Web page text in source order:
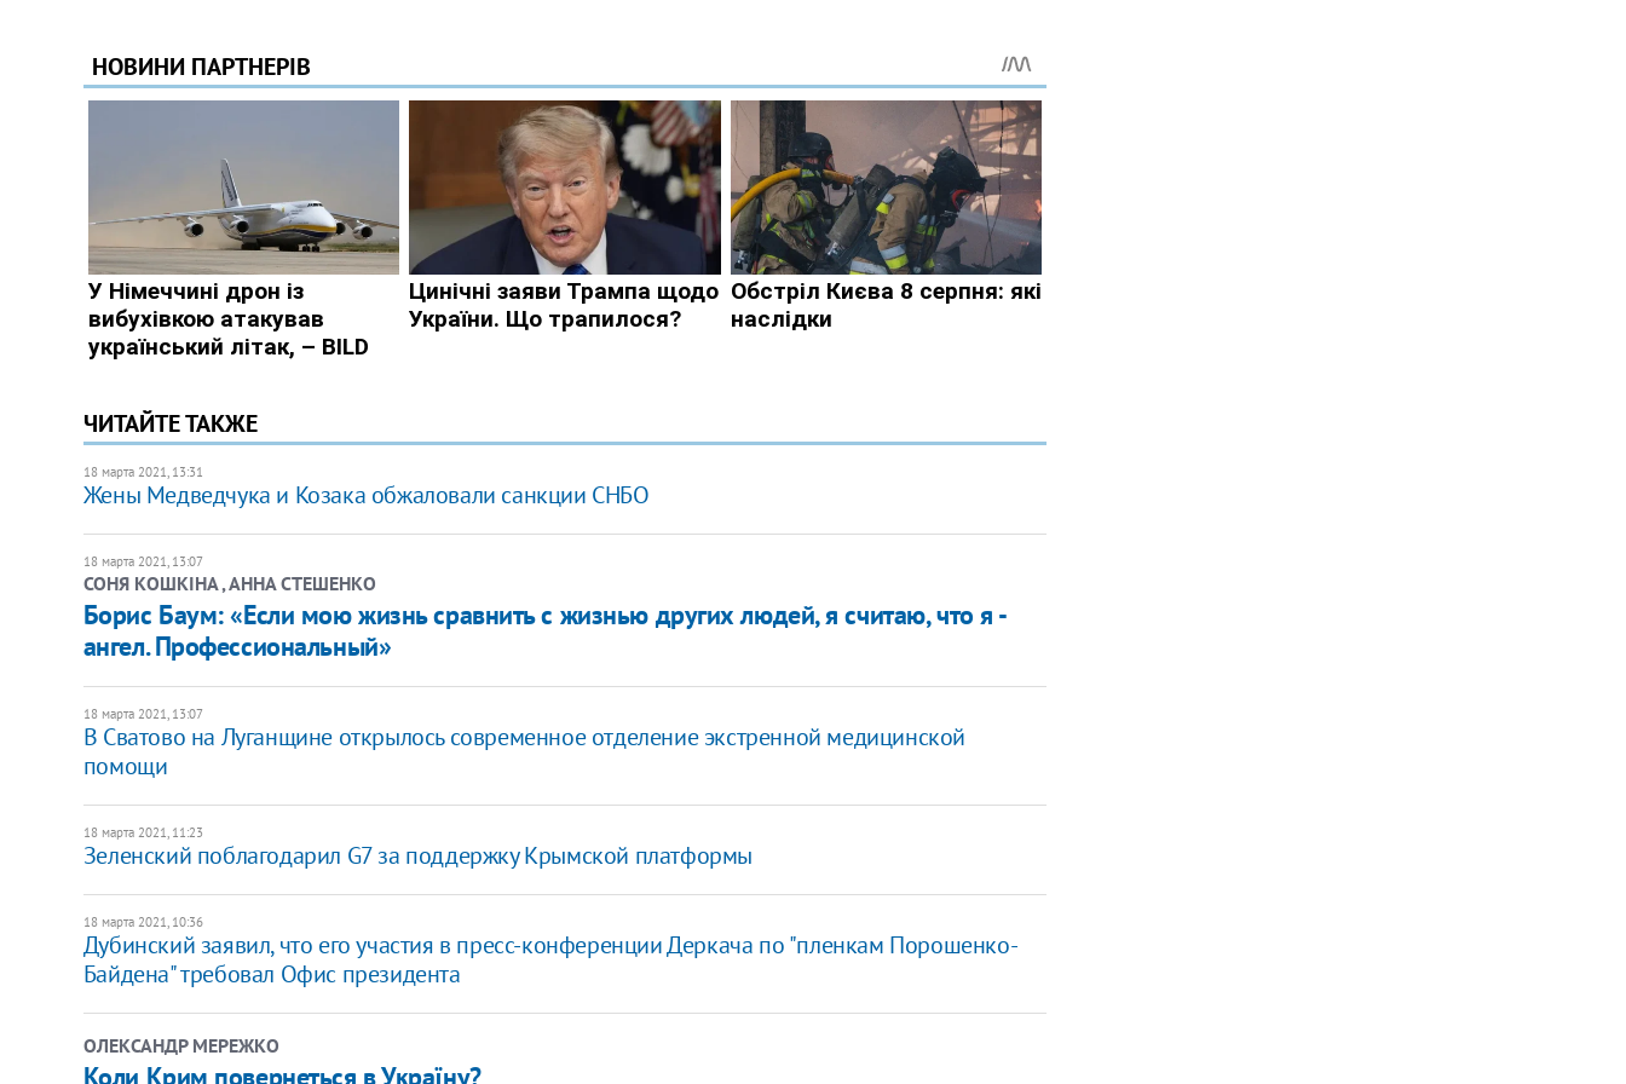
ЧИТАЙТЕ ТАКЖЕ
18 марта 2021, 13:31
Жены Медведчука и Козака обжаловали санкции СНБО
18 марта 2021, 13:07
СОНЯ КОШКІНА , АННА СТЕШЕНКО
Борис Баум: «Если мою жизнь сравнить с жизнью других людей, я считаю, что я -
ангел. Профессиональный»
18 марта 2021, 13:07
В Сватово на Луганщине открылось современное отделение экстренной медицинской
помощи
18 марта 2021, 11:23
Зеленский поблагодарил G7 за поддержку Крымской платформы
18 марта 2021, 10:36
Дубинский заявил, что его участия в пресс-конференции Деркача по "пленкам Порошенко-
Байдена" требовал Офис президента
ОЛЕКСАНДР МЕРЕЖКО
Коли Крим повернеться в Україну?